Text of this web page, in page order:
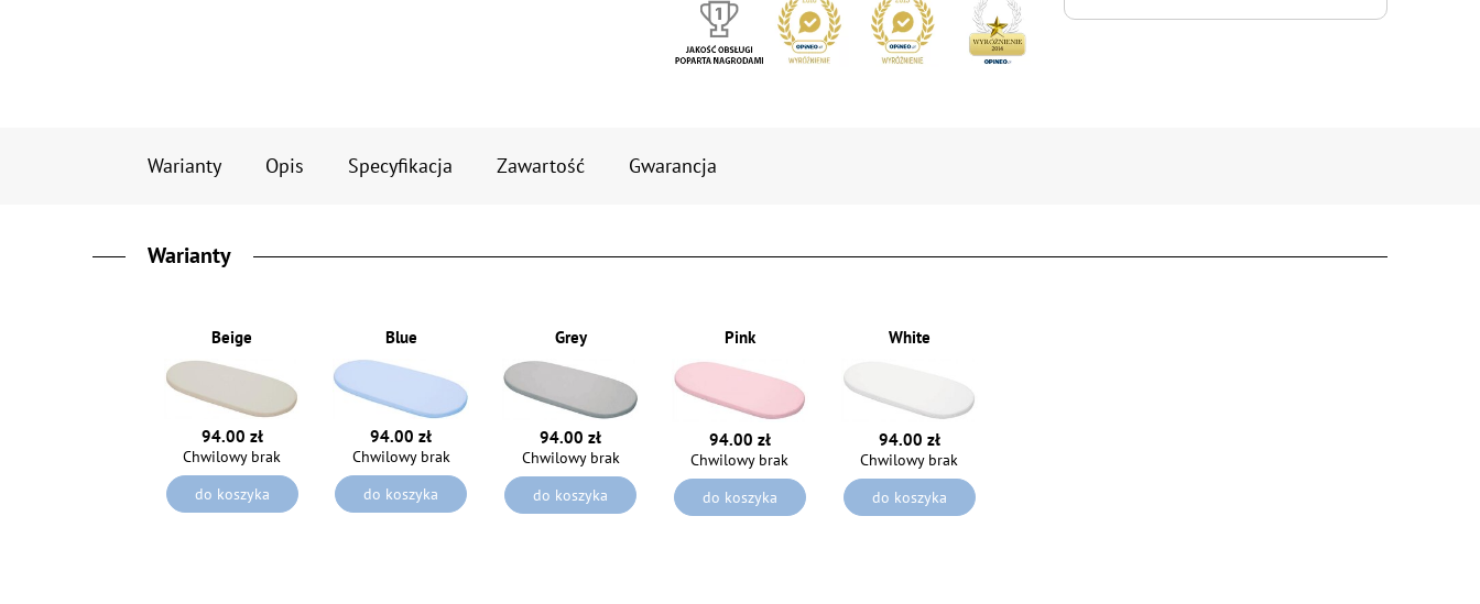
Warianty Opis Specyfikacja Zawartość Gwarancja
Warianty
Beige
94.00 zł
Chwilowy brak
do koszyka
Blue
94.00 zł
Chwilowy brak
do koszyka
Grey
94.00 zł
Chwilowy brak
do koszyka
Pink
94.00 zł
Chwilowy brak
do koszyka
White
94.00 zł
Chwilowy brak
do koszyka